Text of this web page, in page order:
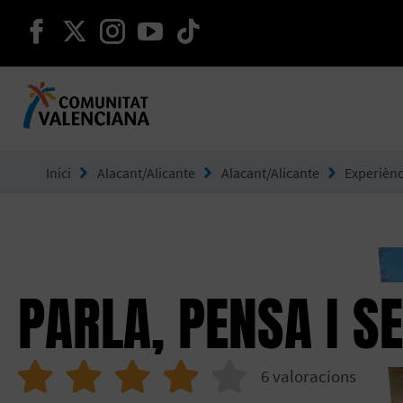
seguir en facebook
seguir en twitter
seguir en instagram
seguir en youtube
Inici Alacant/Alicante Alacant/Alicante
PARLA, PENSA I
6valoracions